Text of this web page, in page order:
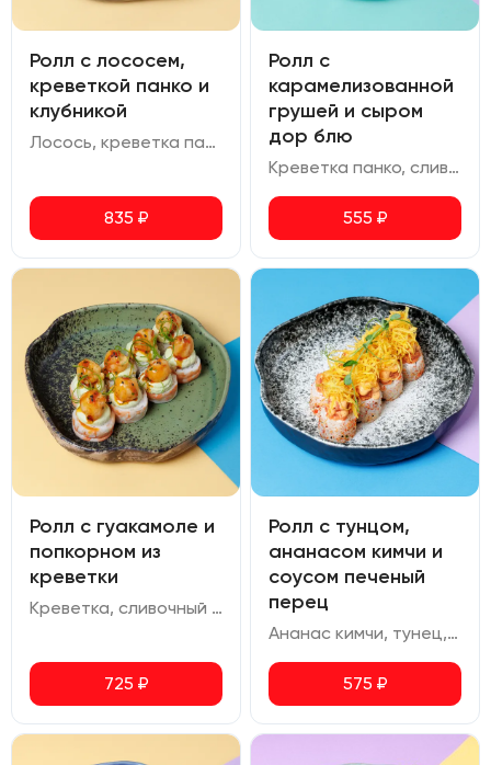
Ролл с лососем,
креветкой панко и
клубникой
Лосось, креветка панко, сливочный сыр, клубника, соус терияки
835 ₽
Ролл с
карамелизованной
грушей и сыром
дор блю
Креветка панко, сливочный сыр, груша, руккола, соус унаги, сыр дор-блю, сахар тростниковый
555 ₽
Ролл с гуакамоле и
попкорном из
креветки
Креветка, сливочный сыр, огурец, омлет, гуакамоле, соус терияки, соус кимчи-юдзу
725 ₽
Ролл с тунцом,
ананасом кимчи и
соусом печеный
перец
Ананас кимчи, тунец, сливочный сыр, авокадо, омлет, соус печеный перец, картофель пай, шичими
575 ₽